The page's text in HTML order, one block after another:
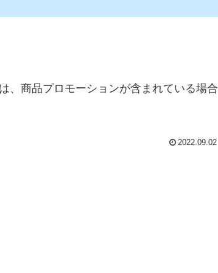
、商品プロモーションが含まれている場合
2022.09.02